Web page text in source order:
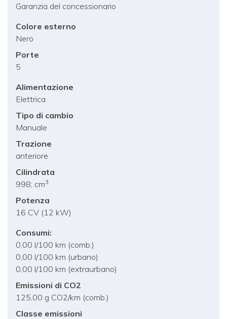
Garanzia del concessionario
Colore esterno
Nero
Porte
5
Alimentazione
Elettrica
Tipo di cambio
Manuale
Trazione
anteriore
Cilindrata
998; cm3
Potenza
16 CV (12 kW)
Consumi:
0,00 l/100 km (comb.)
0,00 l/100 km (urbano)
0,00 l/100 km (extraurbano)
Emissioni di CO2
125,00 g CO2/km (comb.)
Classe emissioni